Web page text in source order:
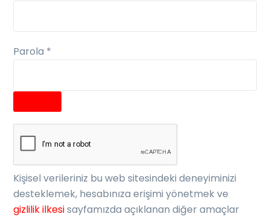
Parola *
Kişisel verileriniz bu web sitesindeki deneyiminizi
desteklemek, hesabınıza erişimi yönetmek ve
gizlilik ilkesisayfamızda açıklanan diğer amaçlar